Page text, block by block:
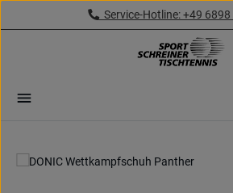
Zum Hauptinhalt springenService-Hotline: +49 6898
Bildergalerie überspringen